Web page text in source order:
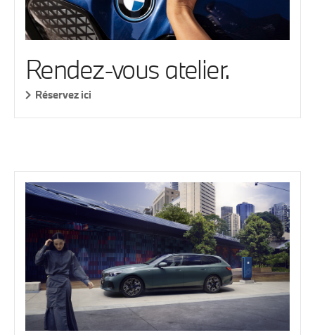
Rendez-vous atelier.
Réservez ici